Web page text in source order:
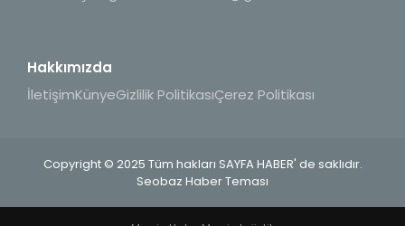
Hakkımızda
İletişimKünyeGizlilik PolitikasıÇerez Politikası
Copyright © 2025 Tüm hakları SAYFA HABER' de saklıdır.
Seobaz Haber Teması